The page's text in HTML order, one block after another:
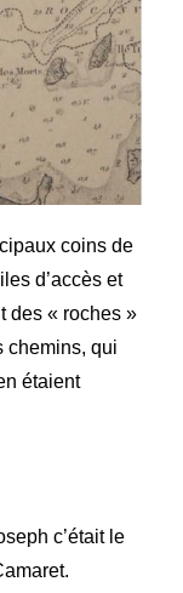
coins de
d’accès et
des « roches »
chemins, qui
étaient
c’était le